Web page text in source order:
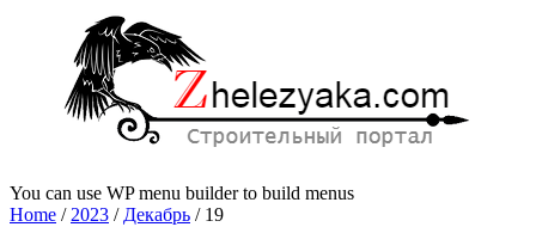
You can use WP menu builder to build menus
Home /2023 /Декабрь / 19